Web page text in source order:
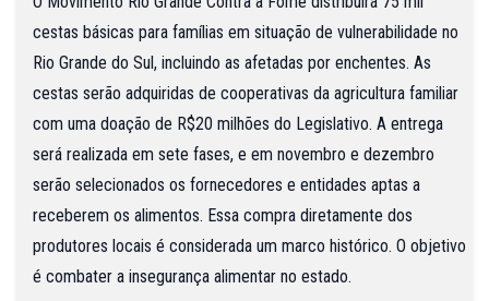
cestas básicas para famílias em situação de vulnerabilidade no
Rio Grande do Sul, incluindo as afetadas por enchentes. As
cestas serão adquiridas de cooperativas da agricultura familiar
com uma doação de R$20 milhões do Legislativo. A entrega
será realizada em sete fases, e em novembro e dezembro
serão selecionados os fornecedores e entidades aptas a
receberem os alimentos. Essa compra diretamente dos
produtores locais é considerada um marco histórico. O objetivo
é combater a insegurança alimentar no estado.